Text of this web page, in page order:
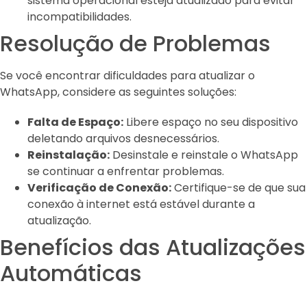
incompatibilidades.
Resolução de Problemas
Se você encontrar dificuldades para atualizar o
WhatsApp, considere as seguintes soluções:
Falta de Espaço: Libere espaço no seu dispositivo
deletando arquivos desnecessários.
Reinstalação: Desinstale e reinstale o WhatsApp
se continuar a enfrentar problemas.
Verificação de Conexão:Certifique-se de que sua
conexão à internet está estável durante a
atualização.
Benefícios das Atualizações
Automáticas